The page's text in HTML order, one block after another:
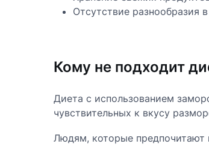
Отсутствие разнообразия
Кому не подходит
Диета с использованием
чувствительных к вкусу
Людям, которые предпочитают